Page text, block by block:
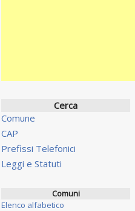
Cerca
Comune
CAP
Prefissi Telefonici
Leggi e Statuti
Comuni
Elenco alfabetico